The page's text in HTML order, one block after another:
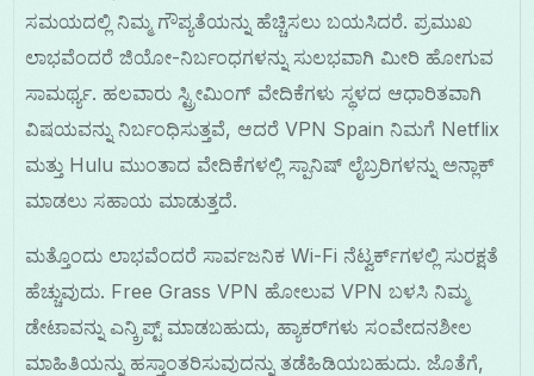
ಸಮಯದಲ್ಲಿ ನಿಮ್ಮ ಗೌಪ್ಯತೆಯನ್ನು ಹೆಚ್ಚಿಸಲು ಬಯಸಿದರೆ. ಪ್ರಮುಖ
ಲಾಭವೆಂದರೆ ಜಿಯೋ-ನಿರ್ಬಂಧಗಳನ್ನು ಸುಲಭವಾಗಿ ಮೀರಿ ಹೋಗುವ
ಸಾಮರ್ಥ್ಯ. ಹಲವಾರು ಸ್ಟ್ರೀಮಿಂಗ್ ವೇದಿಕೆಗಳು ಸ್ಥಳದ ಆಧಾರಿತವಾಗಿ
ವಿಷಯವನ್ನು ನಿರ್ಬಂಧಿಸುತ್ತವೆ, ಆದರೆ VPN Spain ನಿಮಗೆ Netflix
ಮತ್ತು Hulu ಮುಂತಾದ ವೇದಿಕೆಗಳಲ್ಲಿ ಸ್ಪಾನಿಷ್ ಲೈಬ್ರರಿಗಳನ್ನು ಅನ್ಲಾಕ್
ಮಾಡಲು ಸಹಾಯ ಮಾಡುತ್ತದೆ.
ಮತ್ತೊಂದು ಲಾಭವೆಂದರೆ ಸಾರ್ವಜನಿಕ Wi-Fi ನೆಟ್ವರ್ಕ್‌ಗಳಲ್ಲಿ ಸುರಕ್ಷತೆ
ಹೆಚ್ಚುವುದು. Free Grass VPN ಹೋಲುವ VPN ಬಳಸಿ ನಿಮ್ಮ
ಡೇಟಾವನ್ನು ಎನ್ಕ್ರಿಪ್ಟ್ ಮಾಡಬಹುದು, ಹ್ಯಾಕರ್‌ಗಳು ಸಂವೇದನಶೀಲ
ಮಾಹಿತಿಯನ್ನು ಹಸ್ತಾಂತರಿಸುವುದನ್ನು ತಡೆಹಿಡಿಯಬಹುದು. ಜೊತೆಗೆ,